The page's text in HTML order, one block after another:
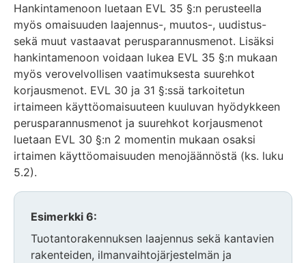
Hankintamenoon luetaan EVL 35 §:n perusteella
myös omaisuuden laajennus-, muutos-, uudistus-
sekä muut vastaavat perusparannusmenot. Lisäksi
hankintamenoon voidaan lukea EVL 35 §:n mukaan
myös verovelvollisen vaatimuksesta suurehkot
korjausmenot. EVL 30 ja 31 §:ssä tarkoitetun
irtaimeen käyttöomaisuuteen kuuluvan hyödykkeen
perusparannusmenot ja suurehkot korjausmenot
luetaan EVL 30 §:n 2 momentin mukaan osaksi
irtaimen käyttöomaisuuden menojäännöstä (ks. luku
5.2).
Esimerkki 6:
Tuotantorakennuksen laajennus sekä kantavien
rakenteiden, ilmanvaihtojärjestelmän ja